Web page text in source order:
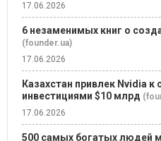
17.06.2026
6 незаменимых книг о
(founder.ua)
17.06.2026
Казахстан привлек Nvidia
инвестициями $10 млрд
17.06.2026
500 самых богатых людей